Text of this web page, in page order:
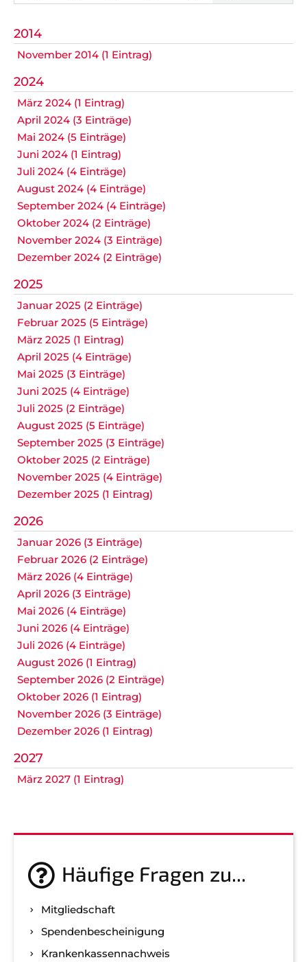
2014
November 2014 (1 Eintrag)
2024
März 2024 (1 Eintrag)
April 2024 (3 Einträge)
Mai 2024 (5 Einträge)
Juni 2024 (1 Eintrag)
Juli 2024 (4 Einträge)
August 2024 (4 Einträge)
September 2024 (4 Einträge)
Oktober 2024 (2 Einträge)
November 2024 (3 Einträge)
Dezember 2024 (2 Einträge)
2025
Januar 2025 (2 Einträge)
Februar 2025 (5 Einträge)
März 2025 (1 Eintrag)
April 2025 (4 Einträge)
Mai 2025 (3 Einträge)
Juni 2025 (4 Einträge)
Juli 2025 (2 Einträge)
August 2025 (5 Einträge)
September 2025 (3 Einträge)
Oktober 2025 (2 Einträge)
November 2025 (4 Einträge)
Dezember 2025 (1 Eintrag)
2026
Januar 2026 (3 Einträge)
Februar 2026 (2 Einträge)
März 2026 (4 Einträge)
April 2026 (3 Einträge)
Mai 2026 (4 Einträge)
Juni 2026 (4 Einträge)
Juli 2026 (4 Einträge)
August 2026 (1 Eintrag)
September 2026 (2 Einträge)
Oktober 2026 (1 Eintrag)
November 2026 (3 Einträge)
Dezember 2026 (1 Eintrag)
2027
März 2027 (1 Eintrag)
Häufige Fragen zu...
Mitgliedschaft
Spenden­bescheinigung
Kranken­kassen­nachweis